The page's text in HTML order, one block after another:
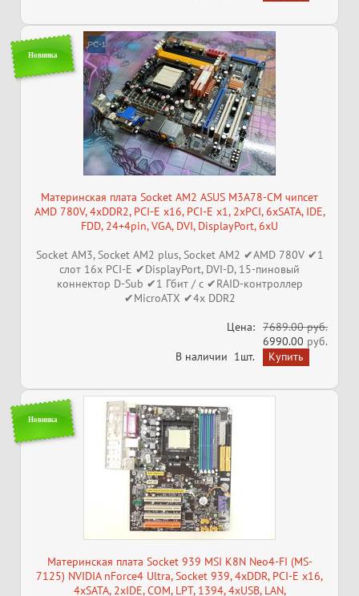
Новинка
Материнская плата Socket AM2 ASUS M3A78-CM чипсет
AMD 780V, 4xDDR2, PCI-E x16, PCI-E x1, 2xPCI, 6xSATA, IDE,
FDD, 24+4pin, VGA, DVI, DisplayPort, 6xU
Socket AM3, Socket AM2 plus, Socket AM2 ✔AMD 780V ✔1
слот 16x PCI-E ✔DisplayPort, DVI-D, 15-пиновый
коннектор D-Sub ✔1 Гбит / с ✔RAID-контроллер
✔MicroATX ✔4x DDR2
Цена: 7689.00 руб.
6990.00 руб.
В наличии 1шт.
Новинка
Материнская плата Socket 939 MSI K8N Neo4-FI (MS-
7125) NVIDIA nForce4 Ultra, Socket 939, 4xDDR, PCI-E x16,
4xSATA, 2xIDE, COM, LPT, 1394, 4xUSB, LAN,